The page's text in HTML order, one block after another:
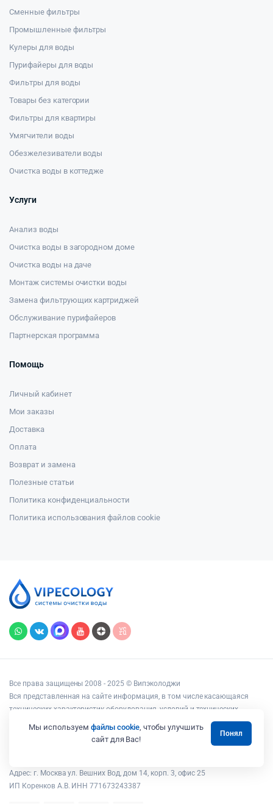
Сменные фильтры
Промышленные фильтры
Кулеры для воды
Пурифайеры для воды
Фильтры для воды
Товары без категории
Фильтры для квартиры
Умягчители воды
Обезжелезиватели воды
Очистка воды в коттедже
Услуги
Анализ воды
Очистка воды в загородном доме
Очистка воды на даче
Монтаж системы очистки воды
Замена фильтрующих картриджей
Обслуживание пурифайеров
Партнерская программа
Помощь
Личный кабинет
Мои заказы
Доставка
Оплата
Возврат и замена
Полезные статьи
Политика конфиденциальности
Политика использования файлов cookie
Все права защищены 2008 - 2025 © Випэколоджи
Вся представленная на сайте информация, в том числе касающаяся
технических характеристик оборудования, условий и технических
возможностей подключения, наличия на складе, стоимости товаров и
услуг, носит информационный характер и ни при каких условиях не
является публичной офертой, определяемой положениями статьи 437
Адрес: г. Москва ул. Вешних Вод, дом 14, корп. 3, офис 25
ИП Коренков А.В. ИНН 771673243387
Мы используем файлы cookie, чтобы улучшить
сайт для Вас!
Понял